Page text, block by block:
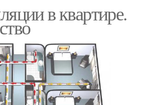
в квартире.